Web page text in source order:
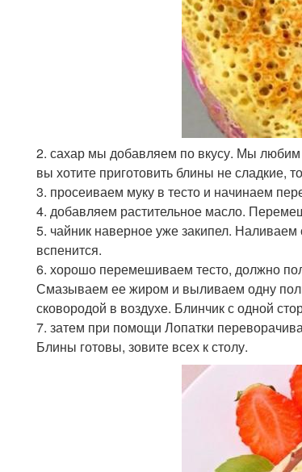
2. сахар мы добавляем по вкусу. Мы любим
вы хотите приготовить блины не сладкие,
3. просеиваем муку в тесто и начинаем
4. добавляем растительное масло.
5. чайник наверное уже закипел. Наливаем
вспенится.
6. хорошо перемешиваем тесто, должно
Смазываем ее жиром и выливаем одну
сковородой в воздухе. Блинчик с одной
7. затем при помощи Лопатки
Блины готовы, зовите всех к столу.